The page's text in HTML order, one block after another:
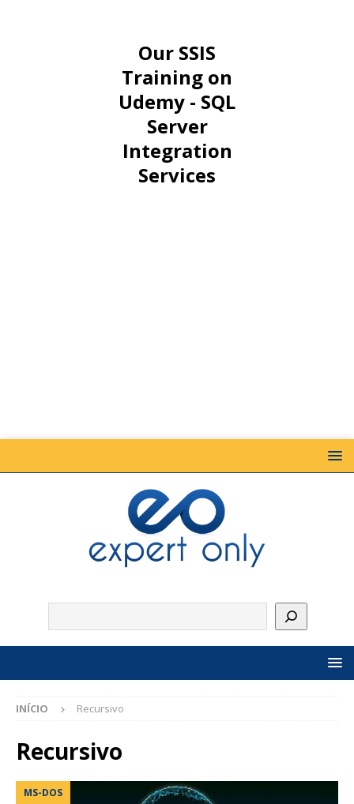
Our SSIS
Training on
Udemy - SQL
Server
Integration
Services
INÍCIO Recursivo
Recursivo
MS-DOS